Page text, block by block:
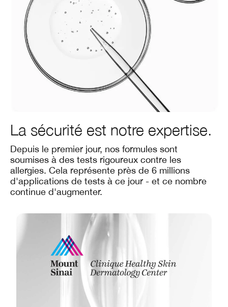
La sécurité est notre expertise.
Depuis le premier jour, nos formules sont
soumises à des tests rigoureux contre les
allergies. Cela représente près de 6 millions
d'applications de tests à ce jour - et ce nombre
continue d'augmenter.